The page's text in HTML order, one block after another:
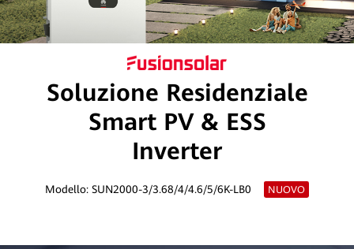
Soluzione Residenziale
Smart PV & ESS
Inverter
Modello: SUN2000-3/3.68/4/4.6/5/6K-LB0 NUOVO